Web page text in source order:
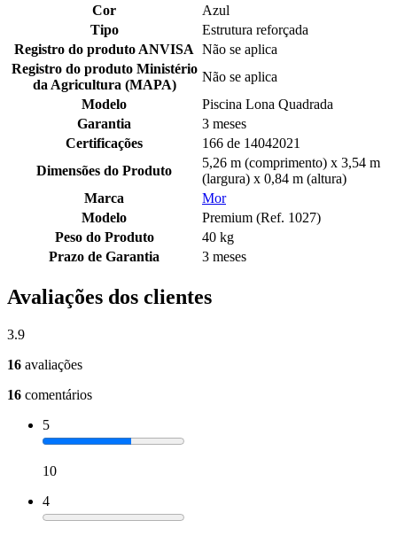
Cor
Azul
Tipo
Estrutura reforçada
Registro do produto ANVISA Não se aplica
Registro do produto Ministério
da Agricultura (MAPA)
Não se aplica
Modelo
Piscina Lona Quadrada
Garantia
3 meses
Certificações
166 de 14042021
Dimensões do Produto
5,26 m (comprimento) x 3,54 m
(largura) x 0,84 m (altura)
Marca
Mor
Modelo
Premium (Ref. 1027)
Peso do Produto
40 kg
Prazo de Garantia
3 meses
Avaliações dos clientes
3.9
16 avaliações
16 comentários
5
10
4